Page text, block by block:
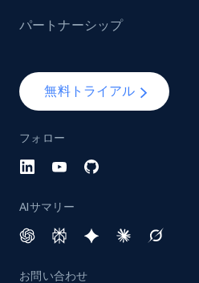
無料トライアル
フォロー
AIサマリー
お問い合わせ
パートナーシップ